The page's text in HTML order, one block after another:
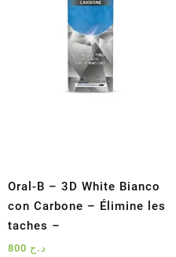
Oral-B – 3D White Bianco
con Carbone – Élimine les
taches –
د.ج